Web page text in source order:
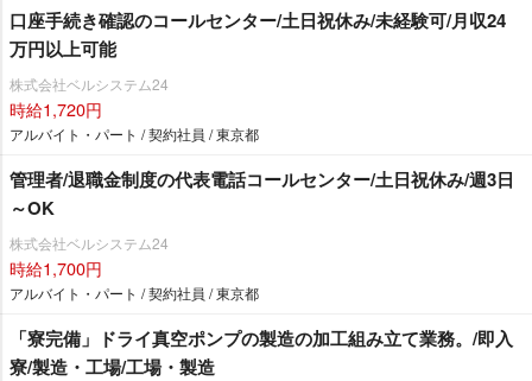
口座手続き確認のコールセンター/土日祝休み/未経験可/月収24
万円以上可能
株式会社ベルシステム24
時給1,720円
アルバイト・パート / 契約社員 / 東京都
管理者/退職金制度の代表電話コールセンター/土日祝休み/週3日
～OK
株式会社ベルシステム24
時給1,700円
アルバイト・パート / 契約社員 / 東京都
「寮完備」ドライ真空ポンプの製造の加工組み立て業務。/即入
寮/製造・工場/工場・製造